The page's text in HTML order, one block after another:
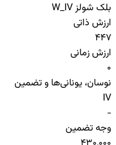
بلک شولز W_IV
ارزش ذاتی
447
ارزش زمانی
0
نوسان، یونانی‌ها و تضمین
IV
-
وجه تضمین